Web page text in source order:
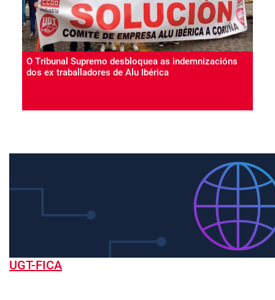
O Tribunal Supremo desbloquea as indemnizacións
dos ex traballadores de Alu Ibérica
UGT-FICA